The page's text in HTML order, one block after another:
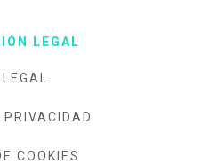
LEGAL
COOKIES